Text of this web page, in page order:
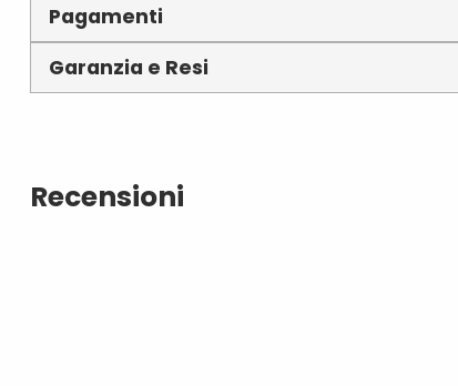
Pagamenti
Garanzia e Resi
Recensioni